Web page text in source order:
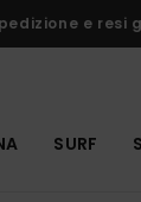
e resi
SURF